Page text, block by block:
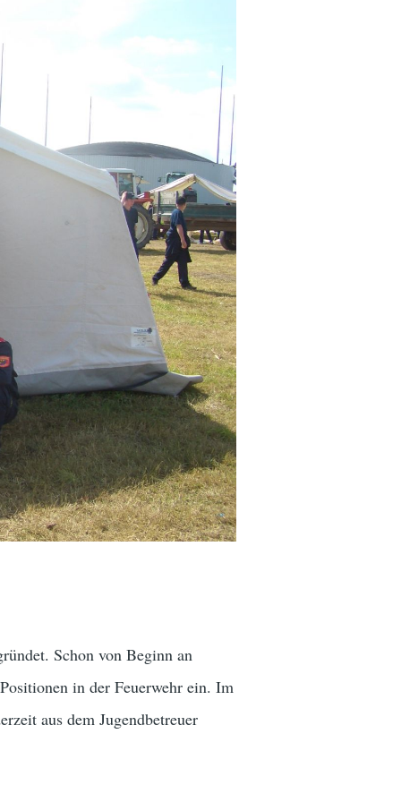
Schon von Beginn an
in der Feuerwehr ein. Im
aus dem Jugendbetreuer